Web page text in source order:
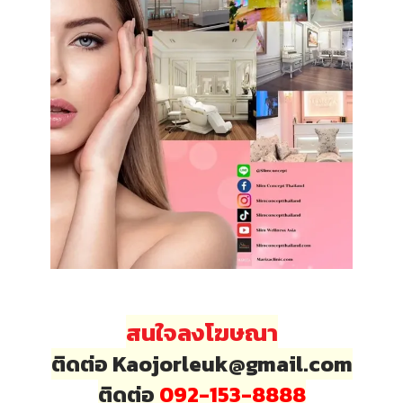
สนใจลงโฆษณา
ติดต่อ Kaojorleuk@gmail.com
ติดต่อ 092-153-8888